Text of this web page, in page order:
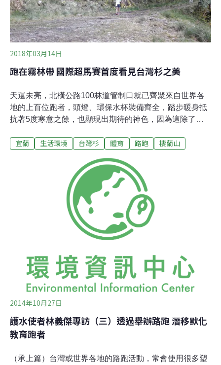
跡」，無形中破壞了環境的永續健康。
2018年03月14日
跑在霧林帶 國際超馬賽首度看見台灣杉之美
天還未亮，北橫公路100林道管制口就已齊聚來自世界各
地的上百位跑者，頭燈、環保水杯裝備齊全，踏步暖身抵
抗著5度寒意之餘，也顯現出期待的神色，因為這除了是
們還將第一次跑入管制區，領略台灣特殊的高山霧林
一睹「台灣杉三姊妹」真面目。100K項目第一名、來自日
本的選手小川壮太（Sota Ogawa），10日賽後受訪表
示，參賽前就知道這條路徑是很少人能夠進去的地方，進
去跑之後看到非常原始的森林，覺得非常難得。自己以前
在中國、香港，或是日本參加比賽，都不曾見過這麼原始
的森林，「台灣應該好好保護這片環境！」小川壮太也相
當逗趣，收到大會精選的完賽禮「台灣杉等身照海報」
背後的故事。以2分之差的成績緊追在後，台灣越野新秀
周青這次榮獲第二名佳績。問
宜蘭 生活環境 台灣杉 體育 路跑 棲蘭山
2014年10月27日
護水使者林義傑專訪（三）透過舉辦路跑 潛移默化
教育跑者
（承上篇）台灣或世界各地的路跑活動，常會使用很多塑